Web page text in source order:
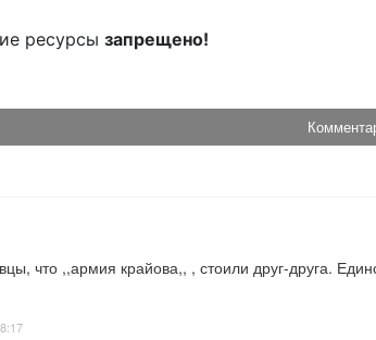
ресурсы запрещено!
что ,,армия крайова,, , стоили друг-друга.